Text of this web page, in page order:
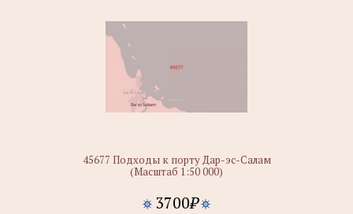
45677 Подходы к порту Дар-эс-Салам
(Масштаб 1:50 000)
3700₽